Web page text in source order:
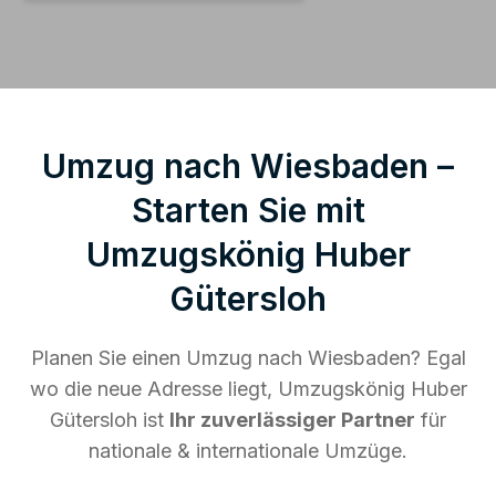
Umzug nach Wiesbaden –
Starten Sie mit
Umzugskönig Huber
Gütersloh
Planen Sie einen Umzug nach Wiesbaden? Egal
wo die neue Adresse liegt, Umzugskönig Huber
Gütersloh ist Ihr zuverlässiger Partner für
nationale & internationale Umzüge.